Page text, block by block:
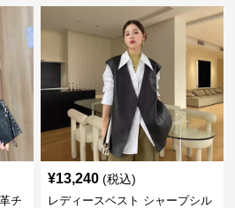
チ
¥13,240 (税込)
レディースベスト シャープシル